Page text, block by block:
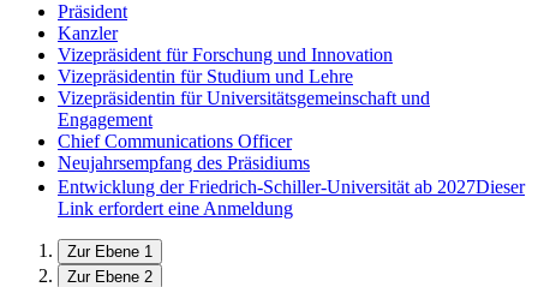
Präsident
Kanzler
Vizepräsident für Forschung und Innovation
Vizepräsidentin für Studium und Lehre
Vizepräsidentin für Universitätsgemeinschaft und
Engagement
Chief Communications Officer
Neujahrsempfang des Präsidiums
Entwicklung der Friedrich-Schiller-Universität ab 2027Dieser
Link erfordert eine Anmeldung
Zur Ebene 1
Zur Ebene 2